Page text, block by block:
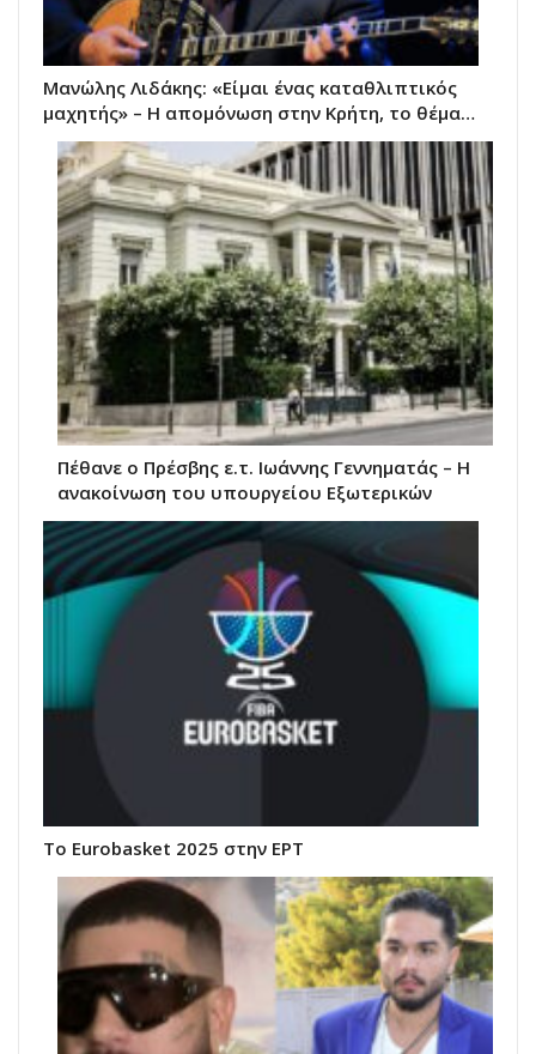
Μανώλης Λιδάκης: «Είμαι ένας καταθλιπτικός
μαχητής» – Η απομόνωση στην Κρήτη, το θέμα…
Πέθανε ο Πρέσβης ε.τ. Ιωάννης Γεννηματάς – Η
ανακοίνωση του υπουργείου Εξωτερικών
Το Eurobasket 2025 στην ΕΡΤ